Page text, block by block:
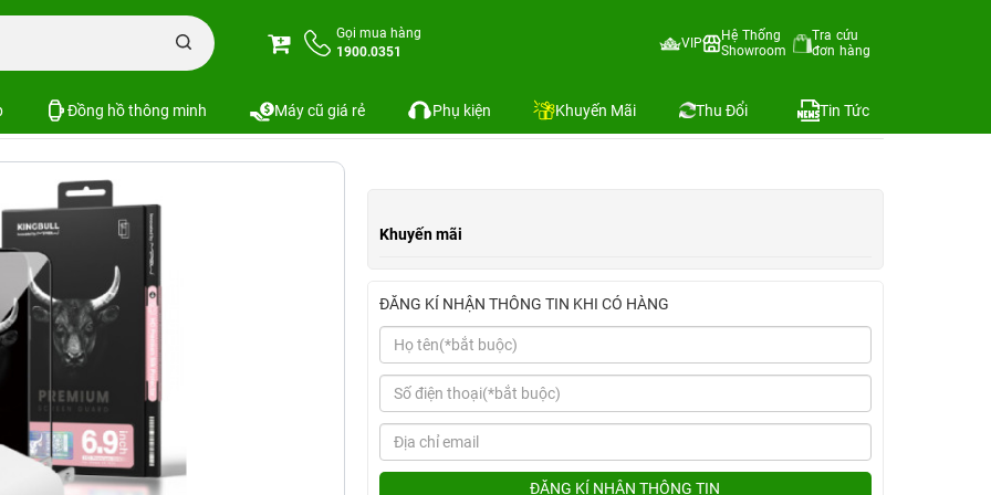
Gọi mua hàng
1900.0351
VIP
Hệ Thống
Showroom
Tra cứu
đơn hàng
Đồng hồ thông minh Máy cũ giá rẻ Phụ kiện Khuyến Mãi Thu Đổi Tin Tức
Combo phụ kiện iPhone 16 Series Combo iPhone 16 Pro Max (Cốc 25W Belkin+Ốp Mipow+Dán Mipow)
Belkin+Ốp Mipow+Dán Mipow)
Khuyến mãi
ĐĂNG KÍ NHẬN THÔNG TIN KHI CÓ HÀNG
ĐĂNG KÍ NHẬN THÔNG TIN